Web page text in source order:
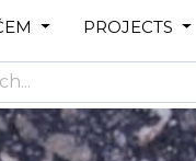
PROJECTS